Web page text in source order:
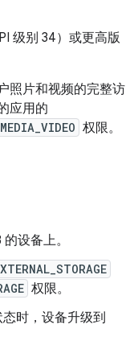
级别 34）或更高版
照片和视频的完整访
应用的
权限。
设备上。
权限。
时，设备升级到